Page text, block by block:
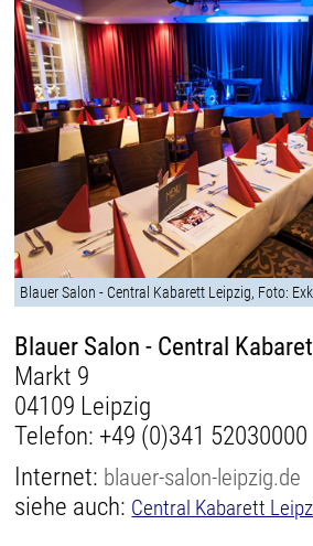
Blauer Salon - Central Kabarett Leipzig, Foto:
Blauer Salon - Central
Markt 9
04109 Leipzig
Telefon: +49 (0)341 52030000
Internet: blauer-salon-leipzig.de
siehe auch: Central Kabarett